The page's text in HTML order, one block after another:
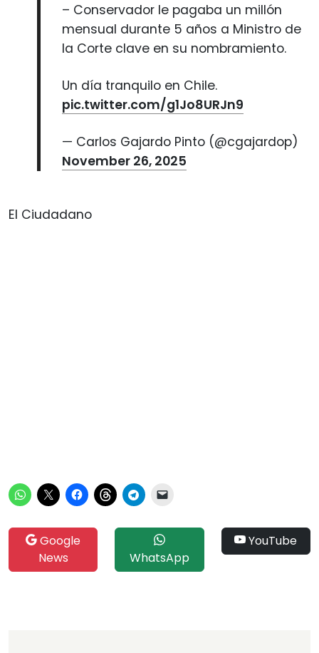
– Conservador le pagaba un millón
mensual durante 5 años a Ministro de
la Corte clave en su nombramiento.
Un día tranquilo en Chile.
pic.twitter.com/g1Jo8URJn9
— Carlos Gajardo Pinto (@cgajardop)
November 26, 2025
El Ciudadano
Google
News
WhatsApp
YouTube